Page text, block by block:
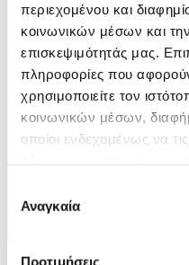
περιεχομένου και
κοινωνικών μέσων και
επισκεψιμότητάς μας.
πληροφορίες που
χρησιμοποιείτε τον
κοινωνικών μέσων,
οποίοι ενδεχομένως να
των υπηρεσιών τους.
συγκατάθεσης
Αναγκαία
Προτιμήσεις